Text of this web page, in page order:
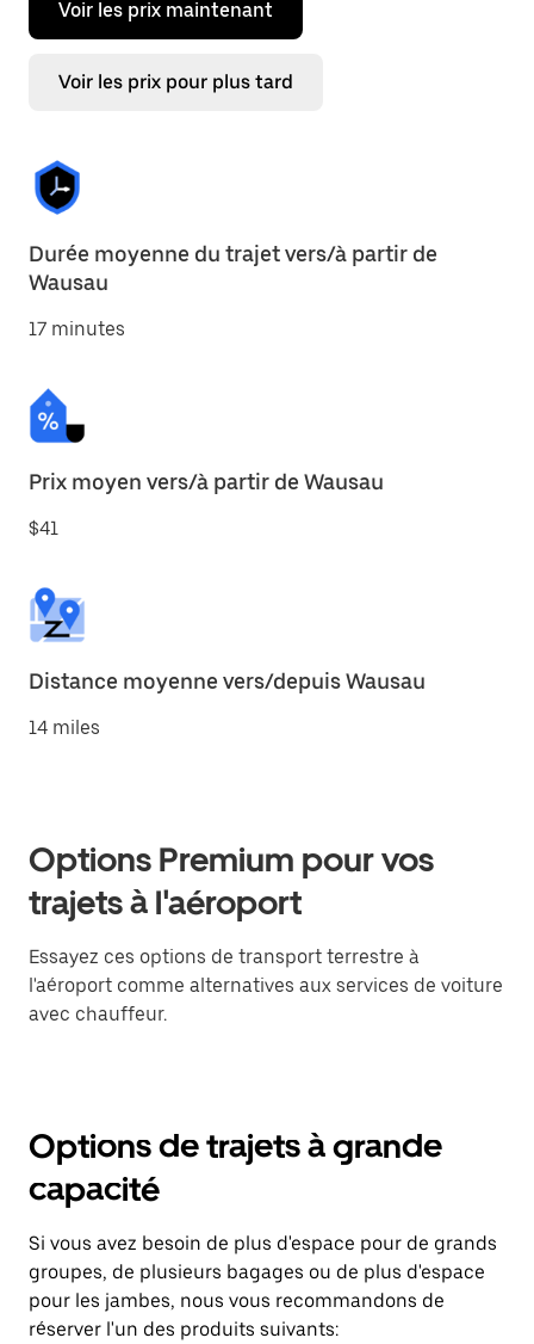
Voir les prix maintenant
Voir les prix pour plus tard
Durée moyenne du trajet vers/à partir de
Wausau
17 minutes
Prix moyen vers/à partir de Wausau
$41
Distance moyenne vers/depuis Wausau
14 miles
Options Premium pour vos
trajets à l'aéroport
Essayez ces options de transport terrestre à
l'aéroport comme alternatives aux services de voiture
avec chauffeur.
Options de trajets à grande
capacité
Si vous avez besoin de plus d'espace pour de grands
groupes, de plusieurs bagages ou de plus d'espace
pour les jambes, nous vous recommandons de
réserver l'un des produits suivants: